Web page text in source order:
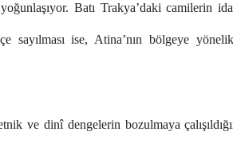
Batı Trakya’daki camilerin
sayılması ise, Atina’nın bölgeye
ve dinî dengelerin bozulmaya